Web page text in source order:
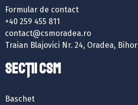
Formular de contact
+40 259 455 811
contact@csmoradea.ro
Traian Blajovici Nr. 24, Oradea, Bihor
SECȚII CSM
Baschet